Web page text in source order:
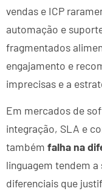
vendas e ICP
automação e
fragmentados
engajamento e
imprecisas e a
Em mercados de
integração, SLA e
também falha na
linguagem tendem
diferenciais que